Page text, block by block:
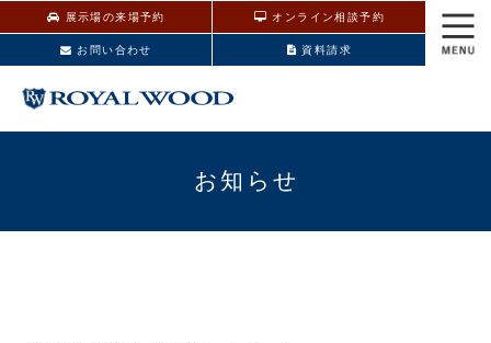
展示場の来場予約 オンライン相談予約
お問い合わせ 資料請求
お知らせ